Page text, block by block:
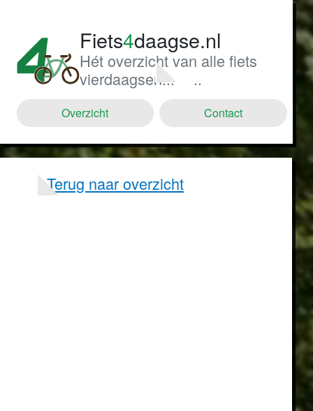
Fiets4daagse.nl
Hét overzicht van alle fiets
vierdaagsen...
..
Overzicht Contact
Terug naar overzicht